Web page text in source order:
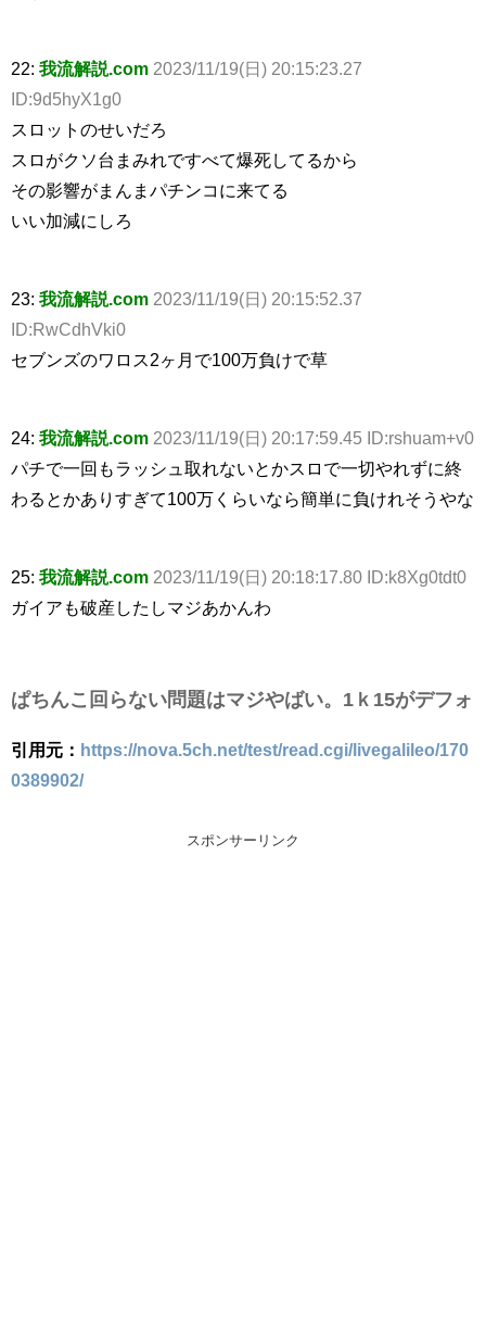
22: 我流解説.com 2023/11/19(日) 20:15:23.27
ID:9d5hyX1g0
スロットのせいだろ
スロがクソ台まみれですべて爆死してるから
その影響がまんまパチンコに来てる
いい加減にしろ
23: 我流解説.com 2023/11/19(日) 20:15:52.37
ID:RwCdhVki0
セブンズのワロス2ヶ月で100万負けで草
24: 我流解説.com 2023/11/19(日) 20:17:59.45 ID:rshuam+v0
パチで一回もラッシュ取れないとかスロで一切やれずに終
わるとかありすぎて100万くらいなら簡単に負けれそうやな
25: 我流解説.com 2023/11/19(日) 20:18:17.80 ID:k8Xg0tdt0
ガイアも破産したしマジあかんわ
ぱちんこ回らない問題はマジやばい。1ｋ15がデフォ
引用元： https://nova.5ch.net/test/read.cgi/livegalileo/170
0389902/
スポンサーリンク